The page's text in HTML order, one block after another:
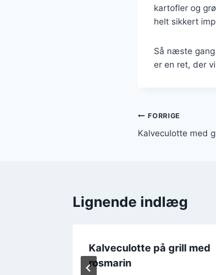
kartofler og
helt sikkert
Så næste
er en ret, der
FORRIGE
Kalveculotte med
Lignende indlæg
Kalveculotte på grill med
rosmarin